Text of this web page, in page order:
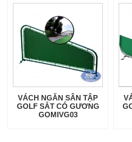
VÁCH NGĂN SÂN TẬP
GOLF SẮT CÓ GƯƠNG
GOMIVG03